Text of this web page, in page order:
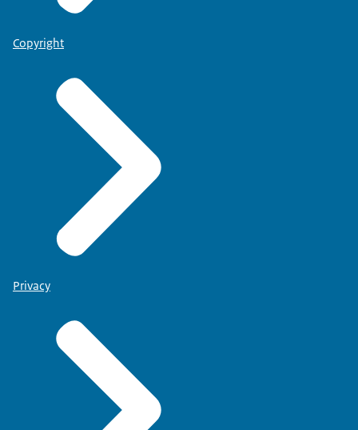
Copyright
Privacy